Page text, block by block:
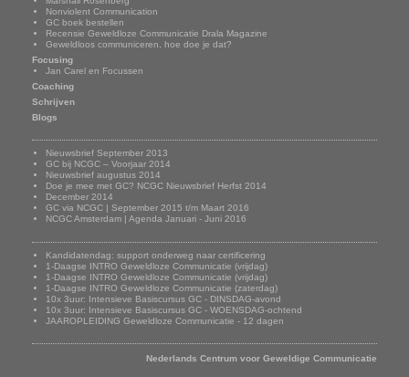
Nonviolent Communication
GC boek bestellen
Recensie Geweldloze Communicatie Drala Magazine
Geweldloos communiceren, hoe doe je dat?
Focusing
Jan Carel en Focussen
Coaching
Schrijven
Blogs
Nieuwsbrief September 2013
GC bij NCGC – Voorjaar 2014
Nieuwsbrief augustus 2014
Doe je mee met GC? NCGC Nieuwsbrief Herfst 2014
December 2014
GC via NCGC | September 2015 t/m Maart 2016
NCGC Amsterdam | Agenda Januari - Juni 2016
Kandidatendag: support onderweg naar certificering
1-Daagse INTRO Geweldloze Communicatie (vrijdag)
1-Daagse INTRO Geweldloze Communicatie (vrijdag)
1-Daagse INTRO Geweldloze Communicatie (zaterdag)
10x 3uur: Intensieve Basiscursus GC - DINSDAG-avond
10x 3uur: Intensieve Basiscursus GC - WOENSDAG-ochtend
JAAROPLEIDING Geweldloze Communicatie - 12 dagen
Nederlands Centrum voor Geweldige Communicatie